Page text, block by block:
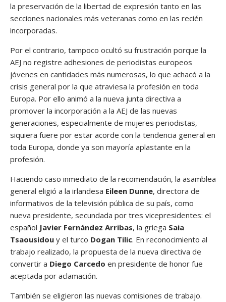
la preservación de la libertad de expresión tanto en las
secciones nacionales más veteranas como en las recién
incorporadas.
Por el contrario, tampoco ocultó su frustración porque la
AEJ no registre adhesiones de periodistas europeos
jóvenes en cantidades más numerosas, lo que achacó a la
crisis general por la que atraviesa la profesión en toda
Europa. Por ello animó a la nueva junta directiva a
promover la incorporación a la AEJ de las nuevas
generaciones, especialmente de mujeres periodistas,
siquiera fuere por estar acorde con la tendencia general en
toda Europa, donde ya son mayoría aplastante en la
profesión.
Haciendo caso inmediato de la recomendación, la asamblea
general eligió a la irlandesa Eileen Dunne, directora de
informativos de la televisión pública de su país, como
nueva presidente, secundada por tres vicepresidentes: el
español Javier Fernández Arribas, la griega Saia
Tsaousidou y el turco Dogan Tilic. En reconocimiento al
trabajo realizado, la propuesta de la nueva directiva de
convertir a Diego Carcedo en presidente de honor fue
aceptada por aclamación.
También se eligieron las nuevas comisiones de trabajo.